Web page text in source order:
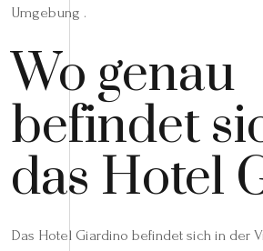
Umgebung .
Wo genau
befindet
das Hotel
Das Hotel Giardino befindet sich in der